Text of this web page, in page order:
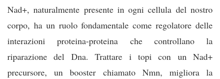
Nad+, naturalmente presente in ogni cellula del nostro
corpo, ha un ruolo fondamentale come regolatore delle
interazioni proteina-proteina che controllano la
riparazione del Dna. Trattare i topi con un Nad+
precursore, un booster chiamato Nmn, migliora la